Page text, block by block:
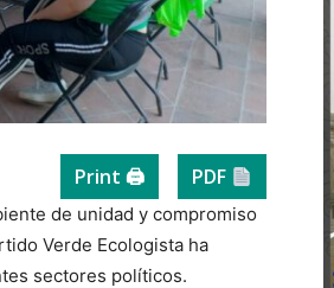
Print 🖨 PDF
de unidad y compromiso
Verde Ecologista ha
sectores políticos.